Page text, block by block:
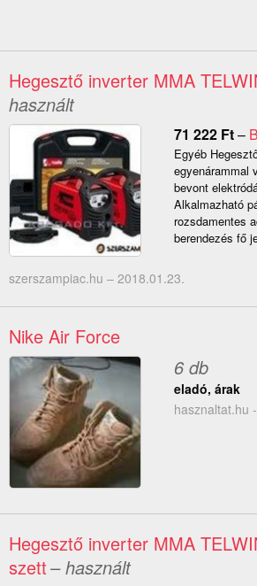
Hegesztő inverter MMA
használt
71 222 Ft–
Egyéb
egyenárammal
bevont
Alkalmazható
rozsdamentes
berendezés fő
szerszampiac.hu – 2018.01.23.
Nike Air Force
6 db
eladó, árak
hasznaltat.hu
Hegesztő inverter MMA
szett– használt